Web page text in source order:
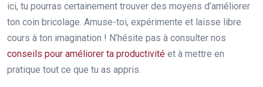
ici, tu pourras certainement trouver des moyens d’améliorer
ton coin bricolage. Amuse-toi, expérimente et laisse libre
cours à ton imagination ! N’hésite pas à consulter nos
conseils pour améliorer ta productivité et à mettre en
pratique tout ce que tu as appris.